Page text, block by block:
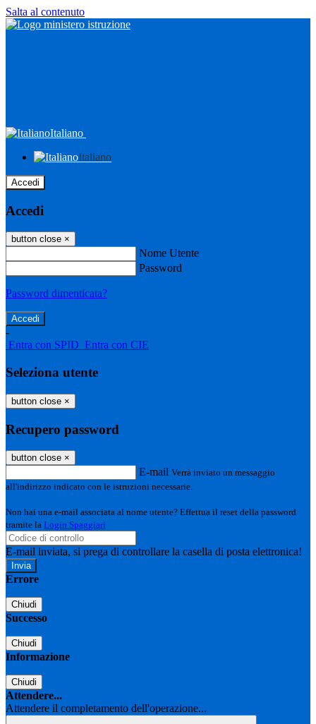
Salta al contenuto
Italiano
Italiano
Accedi
Accedi
button close ×
Nome Utente
Password
Password dimenticata?
-
Entra con SPID Entra con CIE
Seleziona utente
button close ×
Recupero password
button close ×
E-mail Verrà inviato un messaggio
all'indirizzo indicato con le istruzioni necessarie.
Non hai una e-mail associata al nome utente? Effettua il reset della password
tramite la Login Spaggiari
E-mail inviata, si prega di controllare la casella di posta elettronica!
Errore
Chiudi
Successo
Chiudi
Informazione
Chiudi
Attendere...
Attendere il completamento dell'operazione...